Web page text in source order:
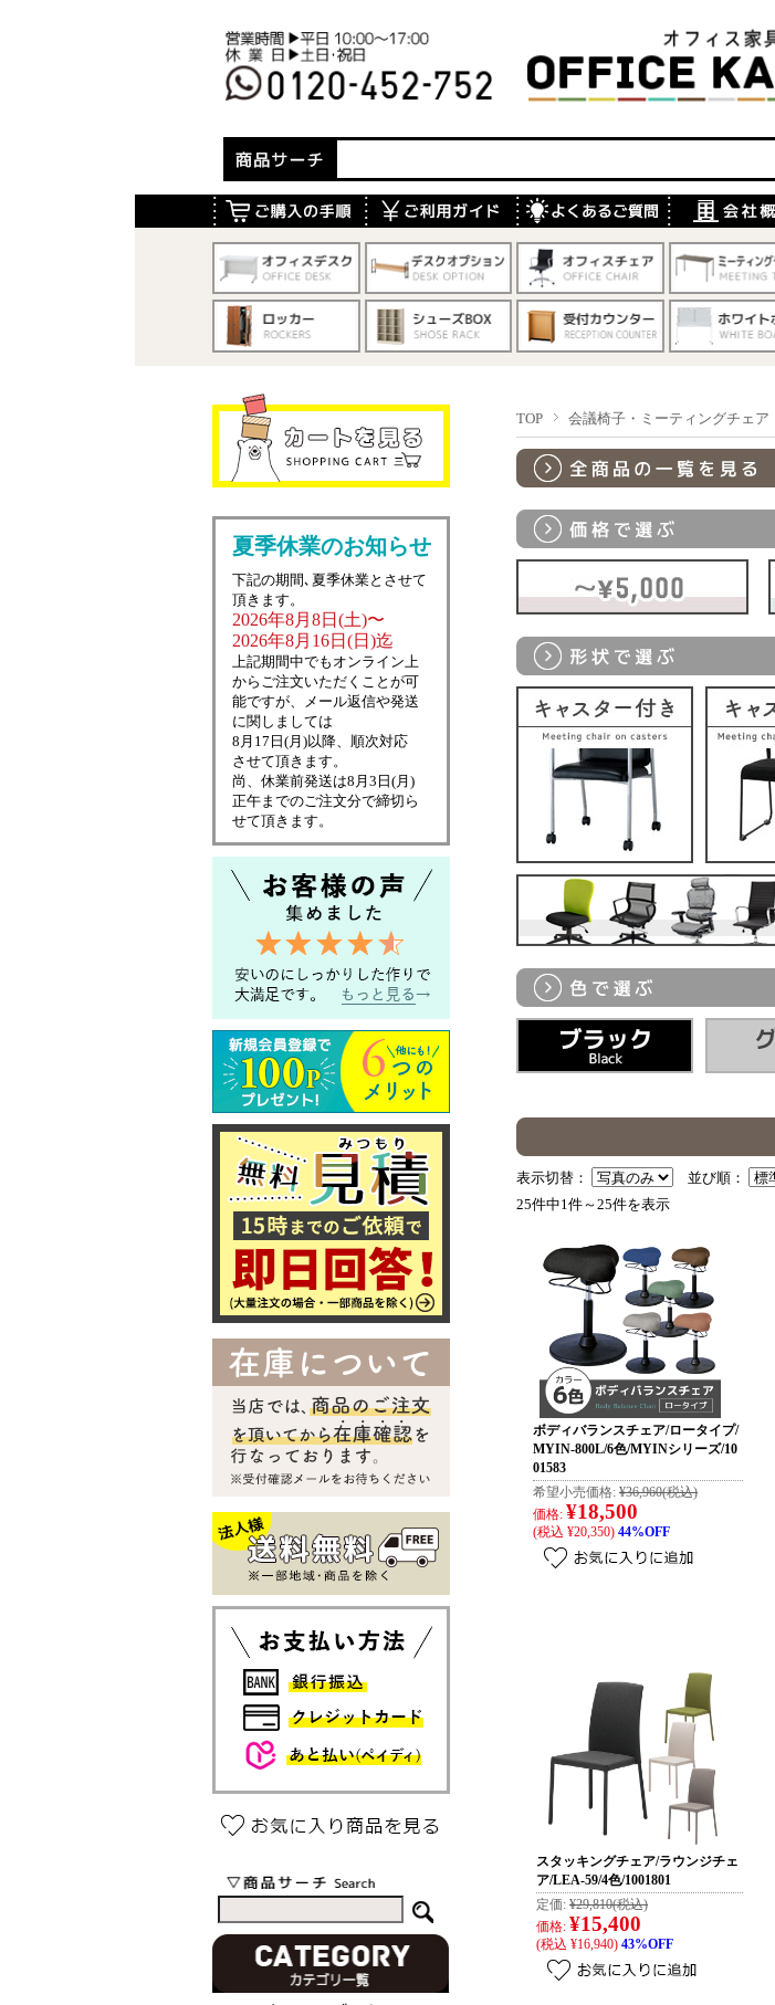
TOP 会議椅子・ミーティングチェア
表示切替： 並び順：
25件中1件～25件を表示
ボディバランスチェア/ロータイプ/
MYIN-800L/6色/MYINシリーズ/10
01583
希望小売価格: ¥36,960(税込)
価格: ¥18,500
(税込 ¥20,350) 44%OFF
スタッキングチェア/ラウンジチェ
ア/LEA-59/4色/1001801
定価: ¥29,810(税込)
価格: ¥15,400
(税込 ¥16,940) 43%OFF
夏季休業のお知らせ
下記の期間､夏季休業とさせて
頂きます。
2026年8月8日(土)〜
2026年8月16日(日)迄
上記期間中でもオンライン上
からご注文いただくことが可
能ですが、メール返信や発送
に関しましては
8月17日(月)以降、順次対応
させて頂きます。
尚、休業前発送は8月3日(月)
正午までのご注文分で締切ら
せて頂きます。